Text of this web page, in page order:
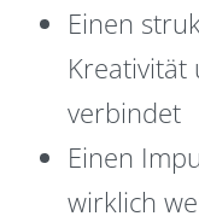
Einen
Kreativität
verbindet
Einen
wirklich